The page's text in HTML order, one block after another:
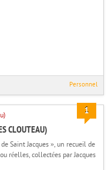
Personnel
1
CLOUTEAU)
Saint Jacques », un recueil de
réelles, collectées par Jacques